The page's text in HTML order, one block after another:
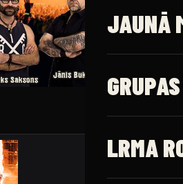
JAUNĀ
GRUPAS
LRMA